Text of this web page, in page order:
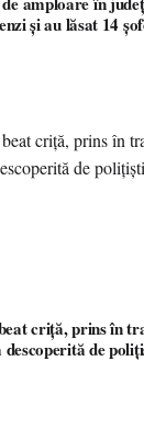
și au lăsat 14
criță, prins în
de